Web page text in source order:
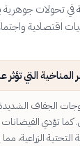
في تحولات جوهرية
اقتصادية
التي تؤثر
موجات الجفاف
كما تؤدي
الزراعية،